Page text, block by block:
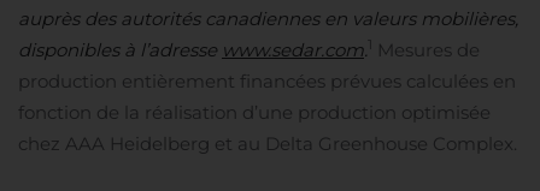
auprès des autorités canadiennes en valeurs mobilières,
disponibles à l’adresse www.sedar.com. Mesures de
production entièrement financées prévues calculées en
fonction de la réalisation d’une production optimisée
chez AAA Heidelberg et au Delta Greenhouse Complex.